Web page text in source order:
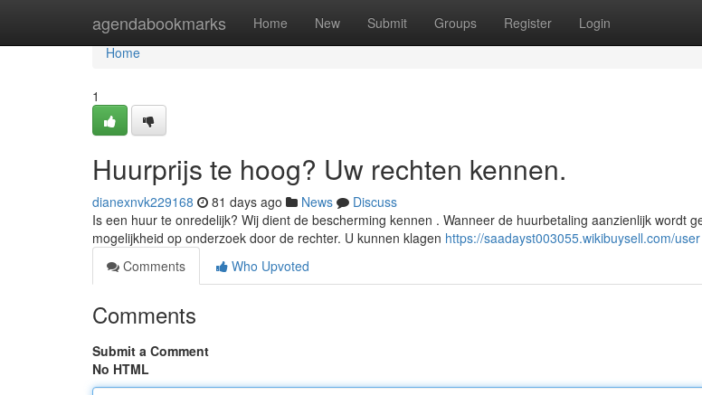
agendabookmarks Home New Submit Groups Register Login
Home
Home
1
Huurprijs te hoog? Uw rechten kennen.
dianexnvk229168 81 days ago News
Discuss
Is een huur te onredelijk? Wij dient de bescherming kennen . Wanneer de huurbetaling aanzienlijk wordt
mogelijkheid op onderzoek door de rechter. U kunnen klagen https://saadayst003055.wikibuysell.com/user
Comments
Who Upvoted
Comments
Submit a Comment
No HTML